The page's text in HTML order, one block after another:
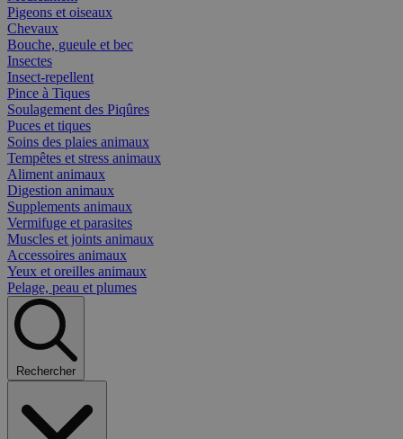
Pigeons et oiseaux
Chevaux
Bouche, gueule et bec
Insectes
Insect-repellent
Pince à Tiques
Soulagement des Piqûres
Puces et tiques
Soins des plaies animaux
Tempêtes et stress animaux
Aliment animaux
Digestion animaux
Supplements animaux
Vermifuge et parasites
Muscles et joints animaux
Accessoires animaux
Yeux et oreilles animaux
Pelage, peau et plumes
Rechercher